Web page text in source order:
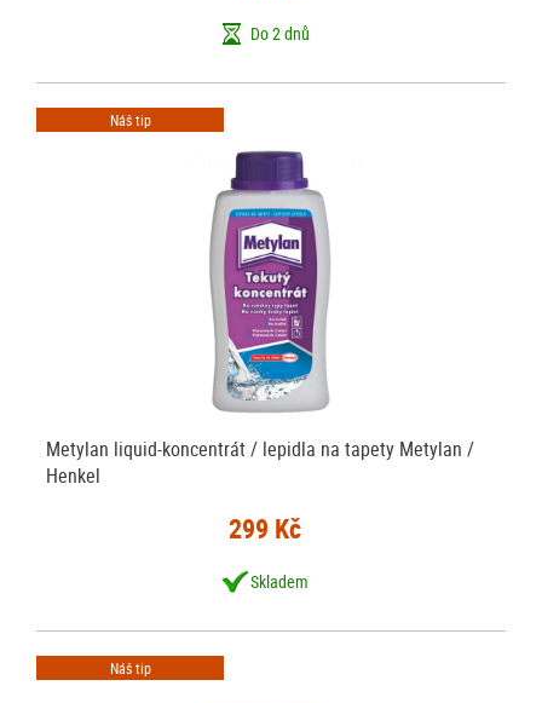
Do 2 dnů
Náš tip
Metylan liquid-koncentrát / lepidla na tapety Metylan /
Henkel
299 Kč
Skladem
Náš tip